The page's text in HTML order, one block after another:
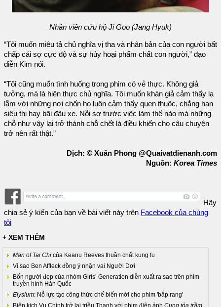
Nhân viên cứu hộ Ji Goo (Jang Hyuk)
“Tôi muốn miêu tả chủ nghĩa vị tha và nhân bản của con người bất
chấp cái sợ cực độ và sự hủy hoại phẩm chất con người,” đạo
diễn Kim nói.
“Tôi cũng muốn tình huống trong phim có vẻ thực. Không giả
tưởng, mà là hiện thực chủ nghĩa. Tôi muốn khán giả cảm thấy lạ
lẫm với những nơi chốn họ luôn cảm thấy quen thuộc, chẳng hạn
siêu thị hay bãi đậu xe. Nỗi sợ trước việc làm thế nào mà những
chỗ như vậy lại trở thành chỗ chết là điều khiến cho câu chuyện
trở nên rất thật.”
Dịch: © Xuân Phong @Quaivatdienanh.com
Nguồn: Korea Times
Hãy
chia sẻ ý kiến của bạn về bài viết này trên Facebook của chúng
tôi
+ XEM THÊM
Man of Tai Chi của Keanu Reeves thuần chất kung fu
Vì sao Ben Affleck đồng ý nhận vai Người Dơi
Bốn người đẹp của nhóm Girls’ Generation diễn xuất ra sao trên phim
truyền hình Hàn Quốc
Elysium: Nỗ lực tạo công thức chế biến mới cho phim 'bắp rang'
Biên kịch Vu Chính trở lại triều Thanh với phim điện ảnh Cung tỏa trầm